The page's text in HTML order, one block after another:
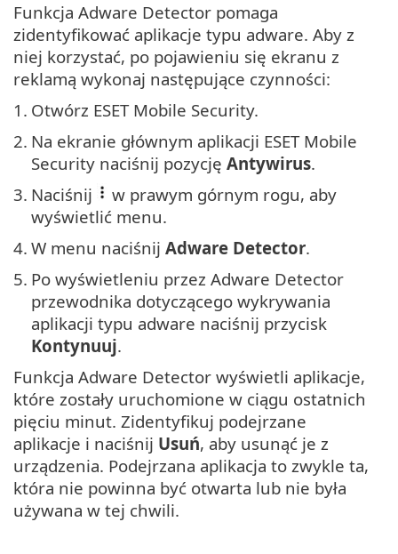
Funkcja Adware Detector pomaga
zidentyfikować aplikacje typu adware. Aby z
niej korzystać, po pojawieniu się ekranu z
reklamą wykonaj następujące czynności:
1. Otwórz ESET Mobile Security.
2. Na ekranie głównym aplikacji ESET Mobile
Security naciśnij pozycję Antywirus.
3. Naciśnij
w prawym górnym rogu, aby
wyświetlić menu.
4. W menu naciśnij Adware Detector.
5. Po wyświetleniu przez Adware Detector
przewodnika dotyczącego wykrywania
aplikacji typu adware naciśnij przycisk
Kontynuuj.
Funkcja Adware Detector wyświetli aplikacje,
które zostały uruchomione w ciągu ostatnich
pięciu minut. Zidentyfikuj podejrzane
aplikacje i naciśnij Usuń, aby usunąć je z
urządzenia. Podejrzana aplikacja to zwykle ta,
która nie powinna być otwarta lub nie była
używana w tej chwili.